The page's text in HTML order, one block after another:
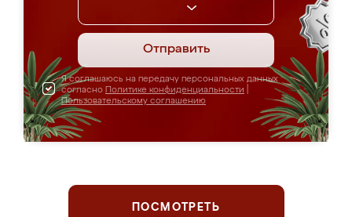
Отправить
Я соглашаюсь на передачу персональных данных
согласно Политике конфиденциальности
Пользовательскому соглашению
ПОСМОТРЕТЬ